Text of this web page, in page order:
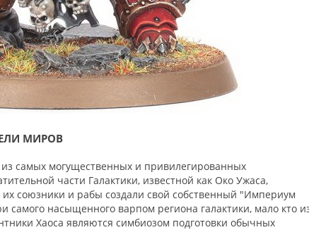
МИРОВ
самых могущественных и привилегированных
части Галактики, известной как Око Ужаса,
союзники и рабы создали свой собственный "Империум
самого насыщенного варпом региона галактики, мало кто
Хаоса являются симбиозом подготовки обычных